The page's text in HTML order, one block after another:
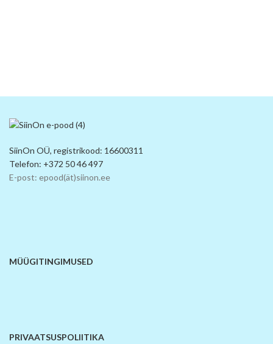
SiinOn OÜ, registrikood: 16600311
Telefon: +372 50 46 497
E-post: epood(ät)siinon.ee
MÜÜGITINGIMUSED
PRIVAATSUSPOLIITIKA